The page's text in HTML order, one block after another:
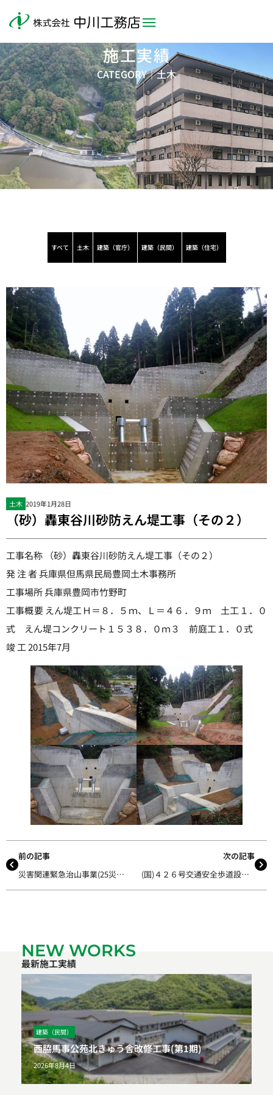
施工実績
CATEGORY｜土木
すべて 土木 建築（官庁） 建築（民間） 建築（住宅）
土木 2019年1月28日
（砂）轟東谷川砂防えん堤工事（その２）
工事名称 （砂）轟東谷川砂防えん堤工事（その２）
発 注 者 兵庫県但馬県民局豊岡土木事務所
工事場所 兵庫県豊岡市竹野町
工事概要 えん堤工Ｈ＝８．５ｍ、Ｌ＝４６．９ｍ 土工１．０
式 えん堤コンクリート１５３８．０ｍ３ 前庭工１．０式
竣 工 2015年7月
前の記事
災害関連緊急治山事業(25災第1号の2)
次の記事
(国)４２６号交通安全歩道設置工事
NEW WORKS
最新施工実績
建築（民間）
西脇馬事公苑北きゅう舎改修工事(第1期)
2026年8月4日